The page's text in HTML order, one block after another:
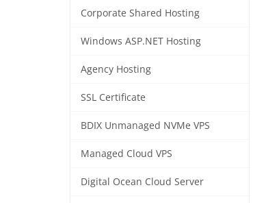
Corporate Shared Hosting
Windows ASP.NET Hosting
Agency Hosting
SSL Certificate
BDIX Unmanaged NVMe VPS
Managed Cloud VPS
Digital Ocean Cloud Server